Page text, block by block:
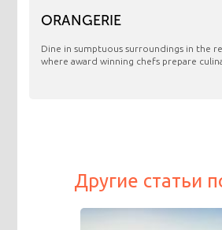
ORANGERIE
​Dine in sumptuous surroundings in the
where award winning chefs prepare
Другие статьи